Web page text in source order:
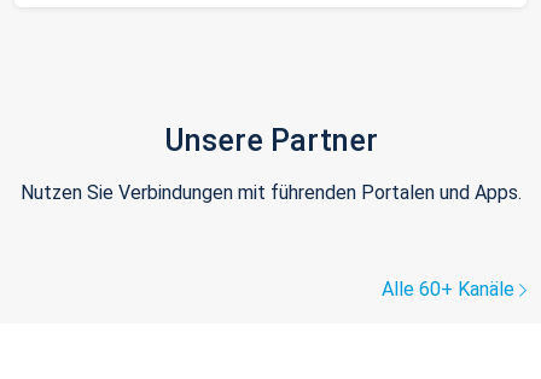
Unsere Partner
Nutzen Sie Verbindungen mit führenden Portalen und Apps.
Alle 60+ Kanäle